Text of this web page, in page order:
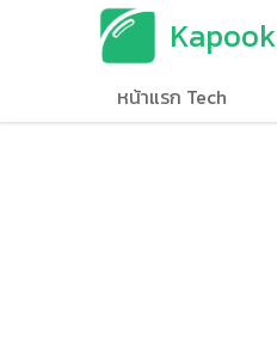
Kapook
หน้าแรก Tech